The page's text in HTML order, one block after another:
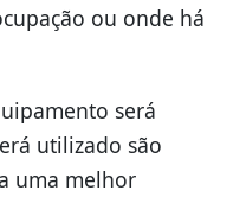
ou onde há
será
utilizado são
uma melhor